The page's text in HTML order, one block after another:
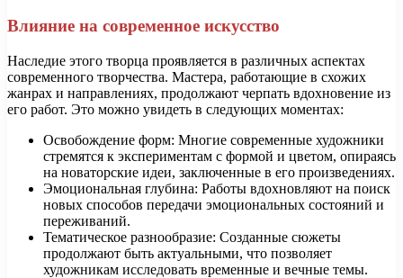
Влияние на современное искусство
Наследие этого творца проявляется в различных аспектах
современного творчества. Мастера, работающие в схожих
жанрах и направлениях, продолжают черпать вдохновение из
его работ. Это можно увидеть в следующих моментах:
Освобождение форм: Многие современные художники
стремятся к экспериментам с формой и цветом, опираясь
на новаторские идеи, заключенные в его произведениях.
Эмоциональная глубина: Работы вдохновляют на поиск
новых способов передачи эмоциональных состояний и
переживаний.
Тематическое разнообразие: Созданные сюжеты
продолжают быть актуальными, что позволяет
художникам исследовать временные и вечные темы.